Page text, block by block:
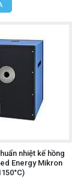
nhiệt kế hồng
Energy Mikron